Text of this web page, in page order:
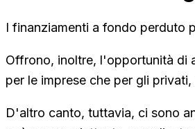
I finanziamenti a fondo perduto
Offrono, inoltre, l'opportunità di
per le imprese che per gli
D'altro canto, tuttavia, ci sono